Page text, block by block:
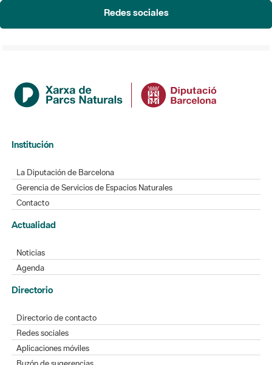
Redes sociales
Institución
La Diputación de Barcelona
Gerencia de Servicios de Espacios Naturales
Contacto
Actualidad
Noticias
Agenda
Directorio
Directorio de contacto
Redes sociales
Aplicaciones móviles